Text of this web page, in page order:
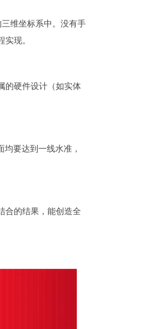
维坐标系中。没有手
现。
的硬件设计（如实体
要达到一线水准，
合的结果，能创造全